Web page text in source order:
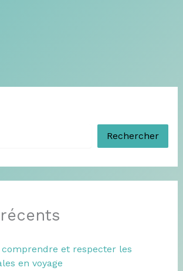
Rechercher
et respecter les
en voyage